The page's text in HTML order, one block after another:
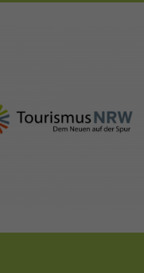
nrw-tourismus.de